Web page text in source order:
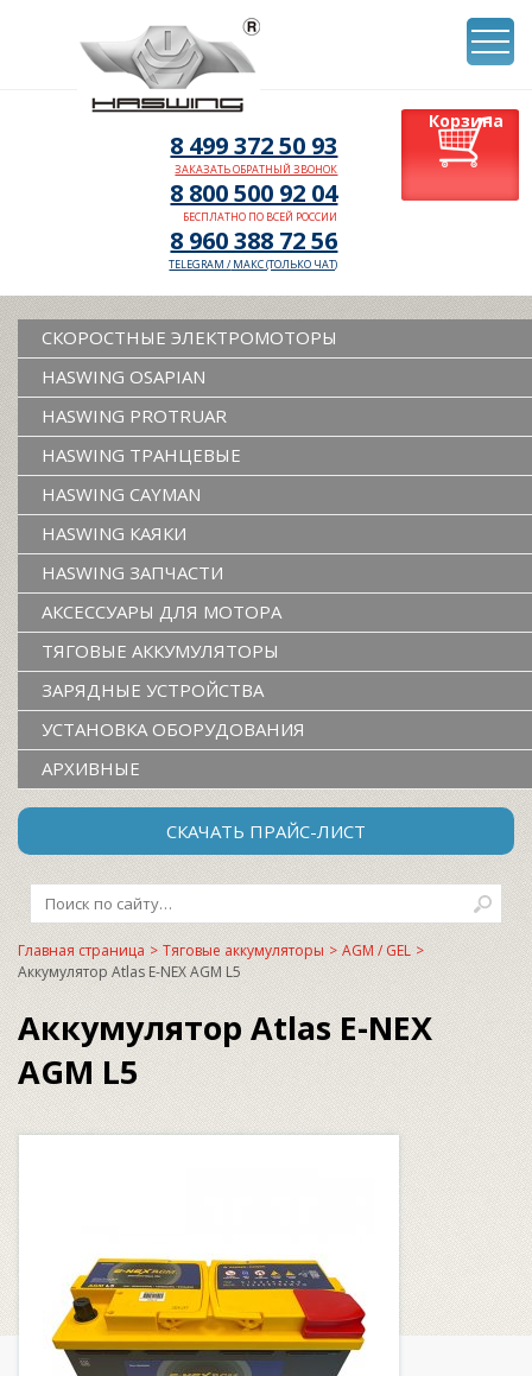
8 499 372 50 93
ЗАКАЗАТЬ ОБРАТНЫЙ ЗВОНОК
8 800 500 92 04
БЕСПЛАТНО ПО ВСЕЙ РОССИИ
8 960 388 72 56
TELEGRAM / МАКС (ТОЛЬКО ЧАТ)
Корзина
СКОРОСТНЫЕ ЭЛЕКТРОМОТОРЫ
HASWING OSAPIAN
HASWING PROTRUAR
HASWING ТРАНЦЕВЫЕ
HASWING CAYMAN
HASWING КАЯКИ
HASWING ЗАПЧАСТИ
АКСЕССУАРЫ ДЛЯ МОТОРА
ТЯГОВЫЕ АККУМУЛЯТОРЫ
ЗАРЯДНЫЕ УСТРОЙСТВА
УСТАНОВКА ОБОРУДОВАНИЯ
АРХИВНЫЕ
СКАЧАТЬ ПРАЙС-ЛИСТ
Главная страница > Тяговые аккумуляторы > AGM / GEL >
Аккумулятор Atlas E-NEX AGM L5
Аккумулятор Atlas E-NEX
AGM L5